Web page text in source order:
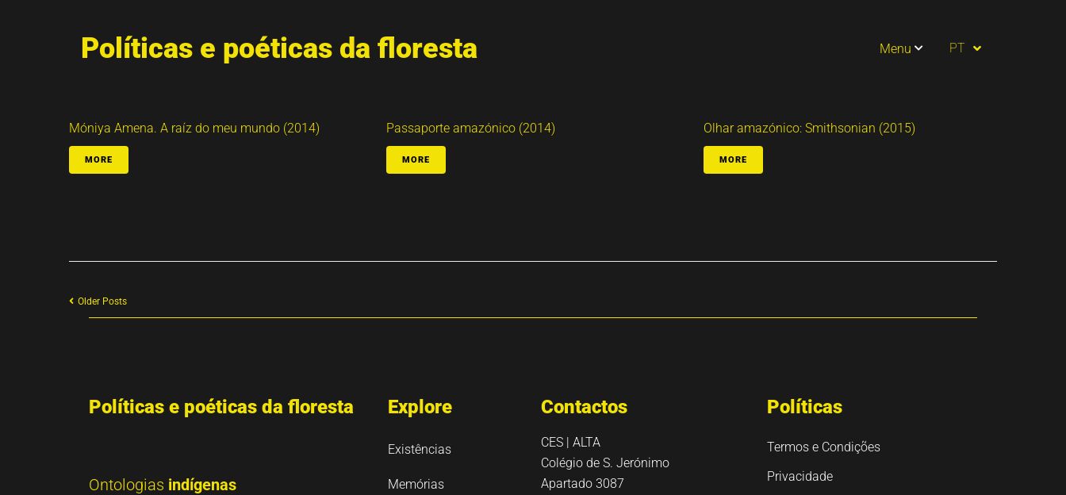
Políticas e poéticas da floresta Menu PT
EN
Móniya Amena. A raíz do meu mundo (2014)
MORE
Passaporte amazónico (2014)
MORE
Olhar amazónico: Smithsonian (2015)
MORE
Older Posts
Políticas e poéticas da floresta
Ontologias indígenas
Explore
Existências
Memórias
Contactos
CES | ALTA
Colégio de S. Jerónimo
Apartado 3087
Políticas
Termos e Condições
Privacidade